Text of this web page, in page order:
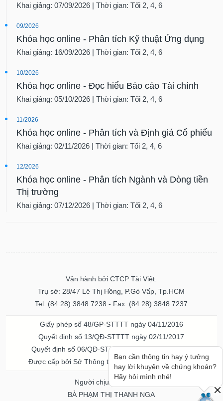
Khai giảng: 07/09/2026 | Thời gian: Tối 2, 4, 6
09/2026
Khóa học online - Phân tích Kỹ thuật Ứng dụng
Khai giảng: 16/09/2026 | Thời gian: Tối 2, 4, 6
10/2026
Khóa học online - Đọc hiểu Báo cáo Tài chính
Khai giảng: 05/10/2026 | Thời gian: Tối 2, 4, 6
11/2026
Khóa học online - Phân tích và Định giá Cổ phiếu
Khai giảng: 02/11/2026 | Thời gian: Tối 2, 4, 6
12/2026
Khóa học online - Phân tích Ngành và Dòng tiền
Thị trường
Khai giảng: 07/12/2026 | Thời gian: Tối 2, 4, 6
Vận hành bởi CTCP Tài Việt.
Trụ sở: 28/47 Lê Thị Hồng, P.Gò Vấp, Tp.HCM
Tel: (84.28) 3848 7238 - Fax: (84.28) 3848 7237
Giấy phép số 48/GP-STTTT ngày 04/11/2016
Quyết định số 13/QĐ-STTTT ngày 02/11/2017
Quyết định số 06/QĐ-STTTT-ICP ngày 20/07/2023
Được cấp bởi Sở Thông tin và Truyền thông TPHCM
Người chịu trách nhiệm
BÀ PHẠM THỊ THANH NGA
Bạn cần thông tin hay ý tưởng
hay lời khuyên về chứng khoán?
Hãy hỏi mình nhé!